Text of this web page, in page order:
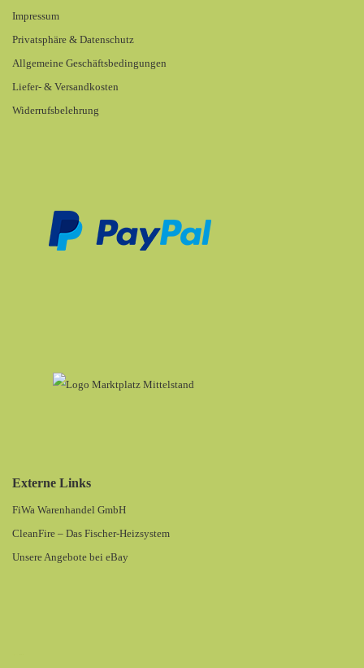
Impressum
Privatsphäre & Datenschutz
Allgemeine Geschäftsbedingungen
Liefer- & Versandkosten
Widerrufsbelehrung
Externe Links
FiWa Warenhandel GmbH
CleanFire – Das Fischer-Heizsystem
Unsere Angebote bei eBay